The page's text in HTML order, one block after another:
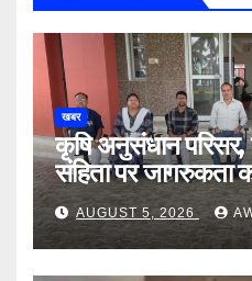
खबर
कृषि अनुसंधान
संहिता पर जागरुकता
AUGUST 5, 2026